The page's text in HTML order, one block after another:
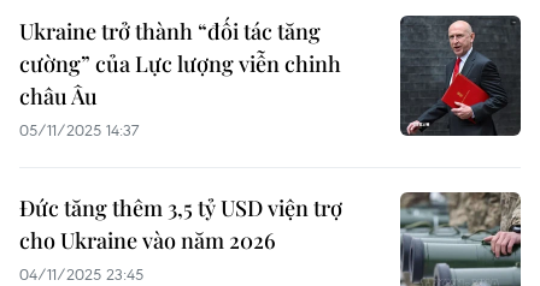
Ukraine trở thành “đối tác tăng
cường” của Lực lượng viễn chinh
châu Âu
05/11/2025 14:37
Đức tăng thêm 3,5 tỷ USD viện trợ
cho Ukraine vào năm 2026
04/11/2025 23:45